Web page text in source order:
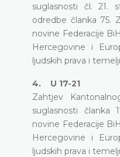
suglasnosti čl. 21.
odredbe članka 75.
novine Federacije
Hercegovine i
ljudskih prava i
4. U 17-21
Zahtjev
suglasnosti članka
novine Federacije
Hercegovine i
ljudskih prava i